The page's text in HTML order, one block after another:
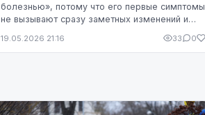
болезнью», потому что его первые симптомы
не вызывают сразу заметных изменений и
со стрессом, недосыпом или процессами ...
19.05.2026 21:16 33 0